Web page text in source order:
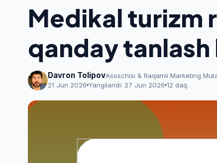
Medikal turizm
qanday tanlash
Davron TolipovAsoschisi & Raqamli Marketing
21 Jun 2026 Yangilandi: 27 Jun 2026 12 daq.